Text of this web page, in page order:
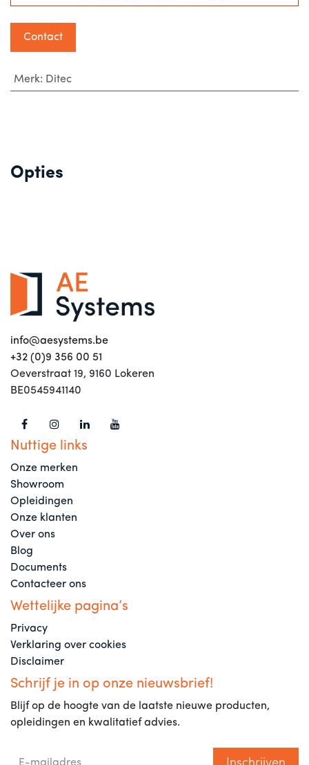
Contact
Merk: Ditec
Opties
info@aesystems.be
+32 (0)9 356 00 51
Oeverstraat 19, 9160 Lokeren
BE0545941140
Nuttige links
Onze merken
Showroom
Opleidingen
Onze klanten
Over ons
Blog
Documents
Contacteer ons
Wettelijke pagina’s
Privacy
Verklaring over cookies
Disclaimer
Schrijf je in op onze nieuwsbrief!
Blijf op de hoogte van de laatste nieuwe producten,
opleidingen en kwalitatief advies.